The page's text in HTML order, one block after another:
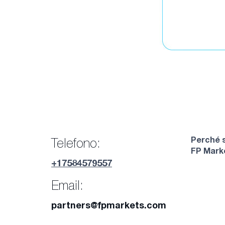
Telefono:
+17584579557
Email:
partners@fpmarkets.com
Perché
FP